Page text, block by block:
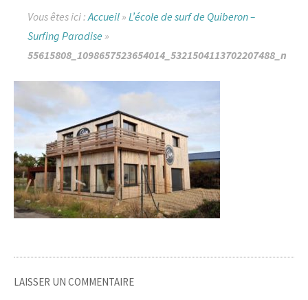
Vous êtes ici :Accueil» L’école de surf de Quiberon –
Surfing Paradise »
55615808_1098657523654014_5321504113702207488_n
LAISSER UN COMMENTAIRE